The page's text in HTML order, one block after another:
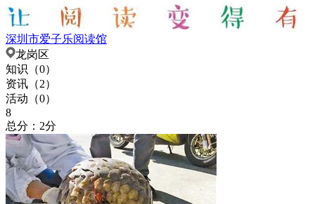
深圳市爱子乐阅读馆
龙岗区
知识（0）
资讯（2）
活动（0）
8
总分：2分